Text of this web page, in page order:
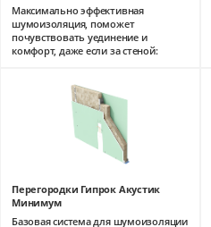
Максимально эффективная
шумоизоляция, поможет
почувствовать уединение и
комфорт, даже если за стеной:
Перегородки Гипрок Акустик
Минимум
Базовая система для шумоизоляции